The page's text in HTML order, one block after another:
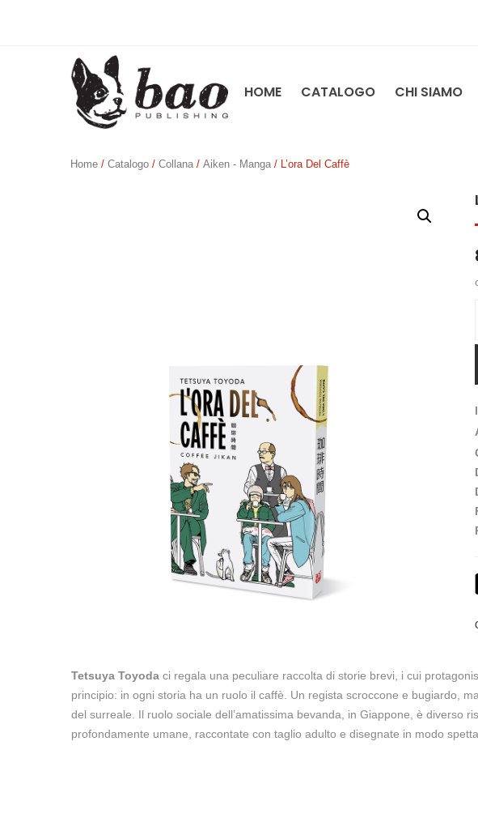
HOME CATALOGO CHI SIAMO
Home / Catalogo / Collana / Aiken - Manga / L’ora Del Caffè
Tetsuya Toyoda ci regala una peculiare raccolta di storie brevi, i cui
principio: in ogni storia ha un ruolo il caffè. Un regista scroccone e bugiardo,
del surreale. Il ruolo sociale dell’amatissima bevanda, in Giappone, è diverso
profondamente umane, raccontate con taglio adulto e disegnate in modo